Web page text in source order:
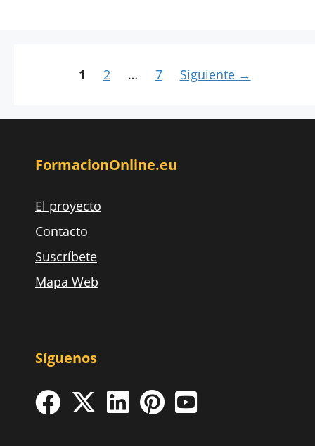
Página
1 Página
2 … Página
7 Siguiente →
FormacionOnline.eu
El proyecto
Contacto
Suscríbete
Mapa Web
Síguenos